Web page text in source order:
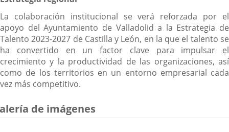
La colaboración institucional se verá reforzada por el
apoyo del Ayuntamiento de Valladolid a la Estrategia de
Talento 2023-2027 de Castilla y León, en la que el talento se
ha convertido en un factor clave para impulsar el
crecimiento y la productividad de las organizaciones, así
como de los territorios en un entorno empresarial cada
vez más competitivo.
de imágenes